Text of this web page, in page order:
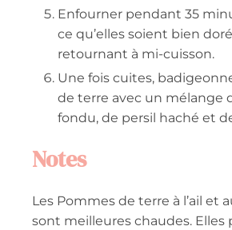
Enfourner pendant 35
ce qu’elles soient bien
retournant à mi-cuisson.
Une fois cuites,
de terre avec un mélange
fondu, de persil haché et
Notes
Les Pommes de terre à l’ail et
sont meilleures chaudes. Elles